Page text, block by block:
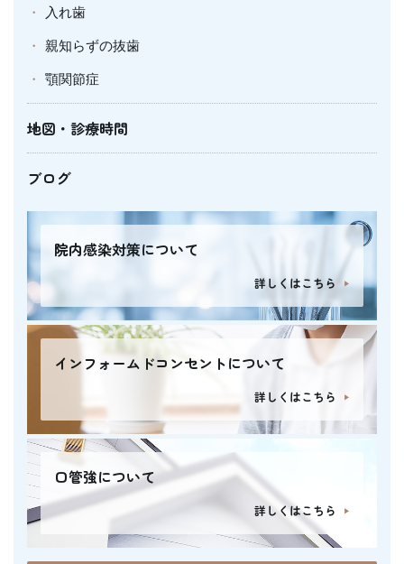
入れ歯
親知らずの抜歯
顎関節症
地図・診療時間
ブログ
院内感染対策について
詳しくはこちら
インフォームドコンセントについて
詳しくはこちら
口管強について
詳しくはこちら